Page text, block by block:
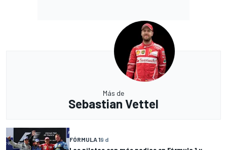
Más de
Sebastian Vettel
FÓRMULA 19 d